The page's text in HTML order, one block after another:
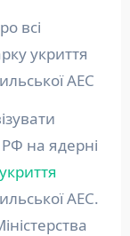
всі
укриття
АЕС
на ядерні
укриття
АЕС.